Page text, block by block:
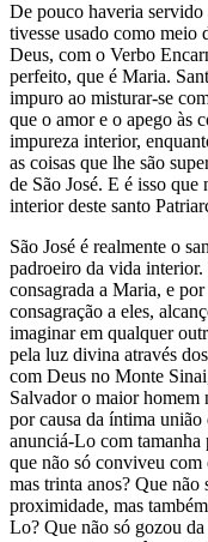
De pouco haveria servido
tivesse usado como meio
Deus, com o Verbo
perfeito, que é Maria.
impuro ao misturar-se
que o amor e o apego às
impureza interior,
as coisas que lhe são
de São José. E é isso
interior deste santo
São José é realmente o
padroeiro da vida
consagrada a Maria, e
consagração a eles,
imaginar em qualquer
pela luz divina através
com Deus no Monte
Salvador o maior homem
por causa da íntima união
anunciá-Lo com tamanha
que não só conviveu com
mas trinta anos? Que
proximidade, mas
Lo? Que não só gozou